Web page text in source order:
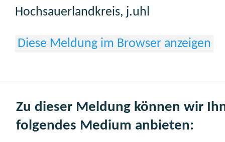
Hochsauerlandkreis, j.uhl
Diese Meldung im Browser anzeigen
Zu dieser Meldung können wir
folgendes Medium anbieten: